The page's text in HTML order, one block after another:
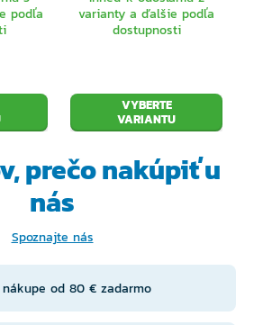
podľa
varianty a ďalšie podľa
dostupnosti
VYBERTE
VARIANTU
prečonakúpiť u
nás
Spoznajte nás
od 80 € zadarmo